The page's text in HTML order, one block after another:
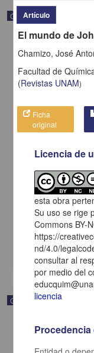
Correspondencia postal
Carta de H. C. Pitman
una fotografía
Pitman, H. C.
[sin fecha]
Multidisciplina
Correspondencia postal
Artículo
El mundo de
Chamizo, José
Facultad de
(Revistas UNAM)
Ficha
original
Licencia de
esta obra
Su uso se rige
Commons BY-
https://
nd/4.0/
consultar al
por medio del
licencia